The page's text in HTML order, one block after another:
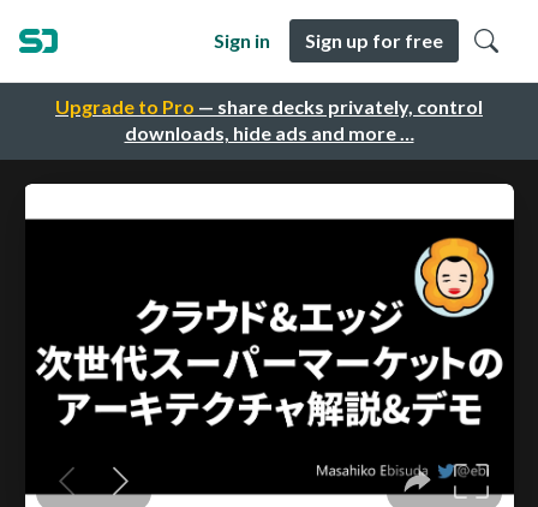
Upgrade to Pro — share decks privately, control
downloads, hide ads and more …
Sign in Sign up for free